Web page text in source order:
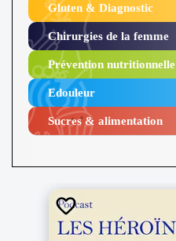
Gluten & Diagnostic
Chirurgies de la femme
Prévention nutritionnelle
Edouleur​
Sucres & alimentation​